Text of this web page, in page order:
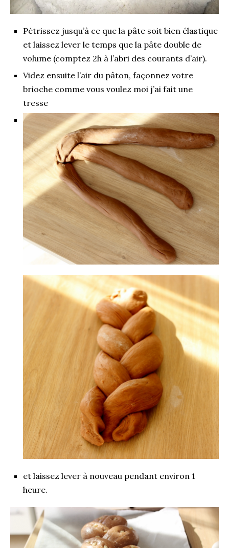
Pétrissez jusqu’à ce que la pâte soit bien élastique
et laissez lever le temps que la pâte double de
volume (comptez 2h à l’abri des courants d’air).
Videz ensuite l’air du pâton, façonnez votre
brioche comme vous voulez moi j’ai fait une
tresse
et laissez lever à nouveau pendant environ 1
heure.